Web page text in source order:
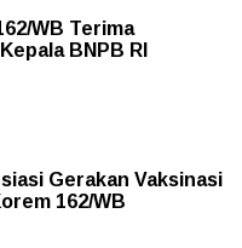
WB Terima
BNPB RI
Gerakan Vaksinasi
162/WB